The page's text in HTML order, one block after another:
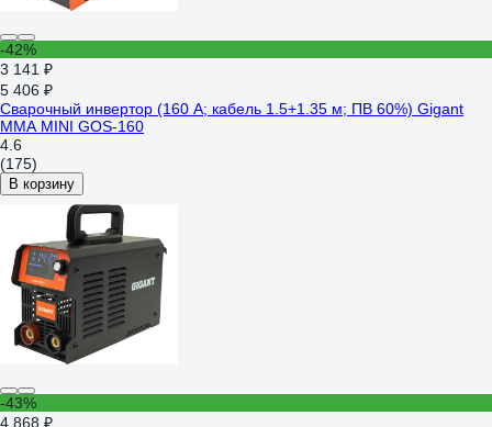
-42%
3 141 ₽
5 406 ₽
Сварочный инвертор (160 А; кабель 1.5+1.35 м; ПВ 60%) Gigant
MMA MINI GOS-160
4.6
(175)
В корзину
-43%
4 868 ₽